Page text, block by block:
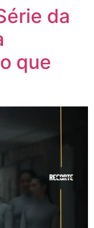
da
que